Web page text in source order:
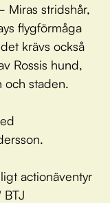
Miras stridshår,
flygförmåga
krävs också
Rossis hund,
och staden.
actionäventyr
BTJ